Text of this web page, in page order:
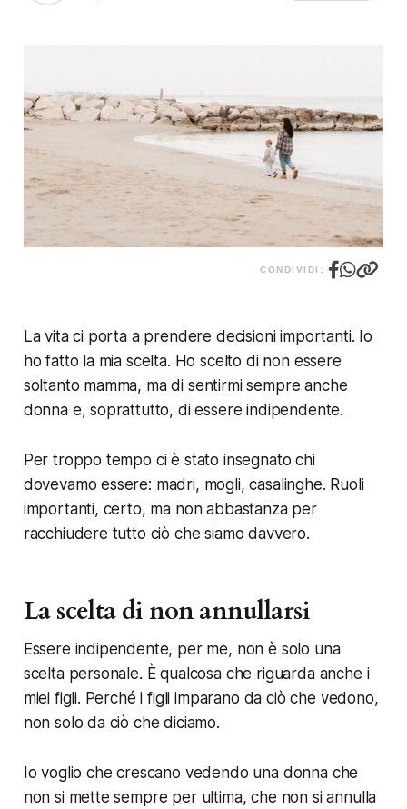
CONDIVIDI:
La vita ci porta a prendere decisioni importanti. Io
ho fatto la mia scelta. Ho scelto di non essere
soltanto mamma, ma di sentirmi sempre anche
donna e, soprattutto, di essere indipendente.
Per troppo tempo ci è stato insegnato chi
dovevamo essere: madri, mogli, casalinghe. Ruoli
importanti, certo, ma non abbastanza per
racchiudere tutto ciò che siamo davvero.
La scelta di non annullarsi
Essere indipendente, per me, non è solo una
scelta personale. È qualcosa che riguarda anche i
miei figli. Perché i figli imparano da ciò che vedono,
non solo da ciò che diciamo.
Io voglio che crescano vedendo una donna che
non si mette sempre per ultima, che non si annulla